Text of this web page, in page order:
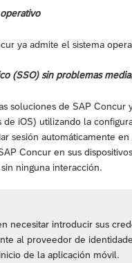
ya admite el sistema
(SSO) sin problemas
soluciones de SAP
de iOS) utilizando la
sesión automáticamente
Concur en sus
ninguna interacción.
necesitar introducir sus
al proveedor de
de la aplicación móvil.